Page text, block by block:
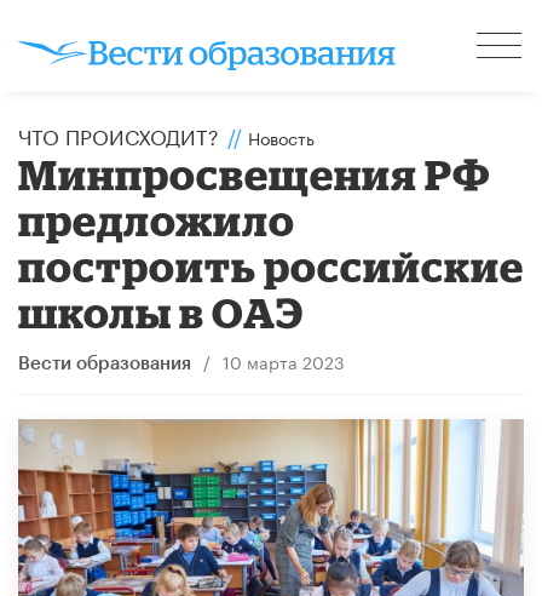
ЧТО ПРОИСХОДИТ? // Новость
Минпросвещения РФ
предложило
построить российские
школы в ОАЭ
Вести образования / 10 марта 2023